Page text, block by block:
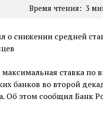
Время чтения: 3
о снижении средней
ставка по
банков во второй
Об этом сообщил Банк